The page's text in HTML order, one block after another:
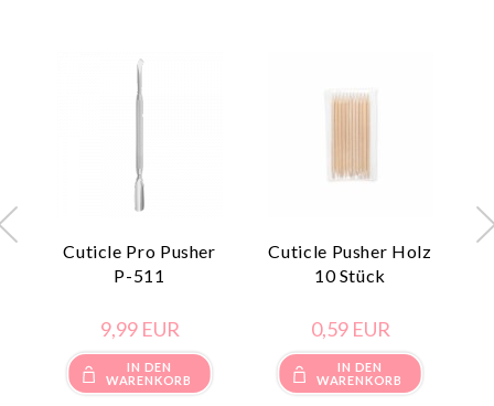
Cuticle Pro Pusher
P-511
9,99 EUR
IN DEN
WARENKORB
Cuticle Pusher Holz
10 Stück
0,59 EUR
IN DEN
WARENKORB